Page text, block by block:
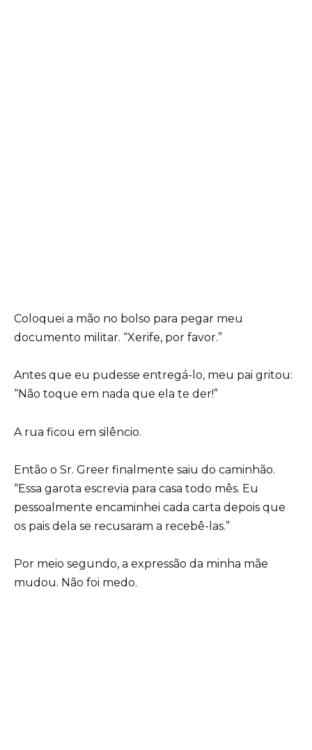
Coloquei a mão no bolso para pegar meu
documento militar. “Xerife, por favor.”
Antes que eu pudesse entregá-lo, meu pai gritou:
“Não toque em nada que ela te der!”
A rua ficou em silêncio.
Então o Sr. Greer finalmente saiu do caminhão.
“Essa garota escrevia para casa todo mês. Eu
pessoalmente encaminhei cada carta depois que
os pais dela se recusaram a recebê-las.”
Por meio segundo, a expressão da minha mãe
mudou. Não foi medo.